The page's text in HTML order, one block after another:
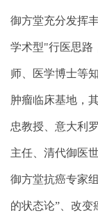
御方堂充分发挥
学术型"行医思路
师、医学博士等
肿瘤临床基地，
忠教授、意大利
主任、清代御医
御方堂抗癌专家
的状态论”、改变